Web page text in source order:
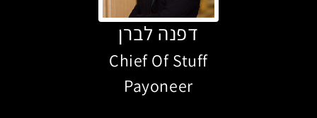
דפנה לברן
Chief Of Stuff
Payoneer